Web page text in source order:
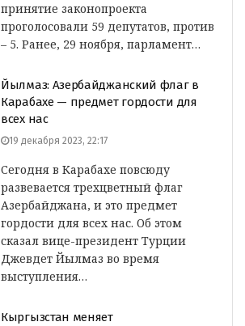
принятие законопроекта
проголосовали 59 депутатов, против
– 5. Ранее, 29 ноября, парламент…
Йылмаз: Азербайджанский флаг в
Карабахе — предмет гордости для
всех нас
19 декабря 2023, 22:17
Сегодня в Карабахе повсюду
развевается трехцветный флаг
Азербайджана, и это предмет
гордости для всех нас. Об этом
сказал вице-президент Турции
Джевдет Йылмаз во время
выступления…
Кыргызстан меняет